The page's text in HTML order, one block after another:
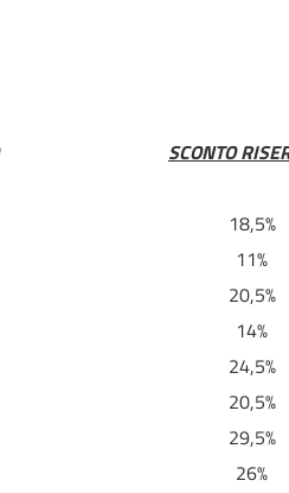
SCONTO
18,5%
11%
20,5%
14%
24,5%
20,5%
29,5%
26%